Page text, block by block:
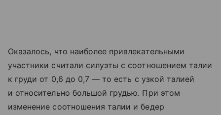
Оказалось, что наиболее привлекательными
участники считали силуэты с соотношением талии
к груди от 0,6 до 0,7 — то есть с узкой талией
и относительно большой грудью. При этом
изменение соотношения талии и бедер